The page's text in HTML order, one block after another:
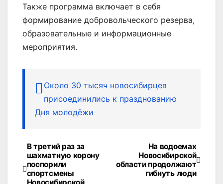
Также программа включает в себя
формирование добровольческого резерва,
образовательные и информационные
мероприятия.
Около 30 тысяч новосибирцев
присоединились к празднованию
Дня молодёжи
Навигация
по
На водоемах
Новосибирской
области продолжают
гибнуть люди
В третий раз за
шахматную корону
поспорили
спортсмены